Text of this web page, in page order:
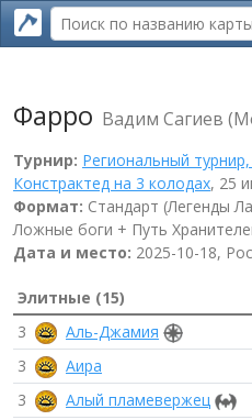
Фарро Вадим Сагиев
Турнир: Региональный
Констрактед на 3 колодах, 25
Формат: Стандарт (Легенды
Ложные боги + Путь
Дата и место: 2025-10-18,
Элитные (15)
3
Аль-Джамия
3
Аира
3
Алый пламевержец